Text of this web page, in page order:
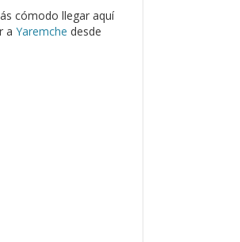
cómodo llegar aquí
a Yaremche desde